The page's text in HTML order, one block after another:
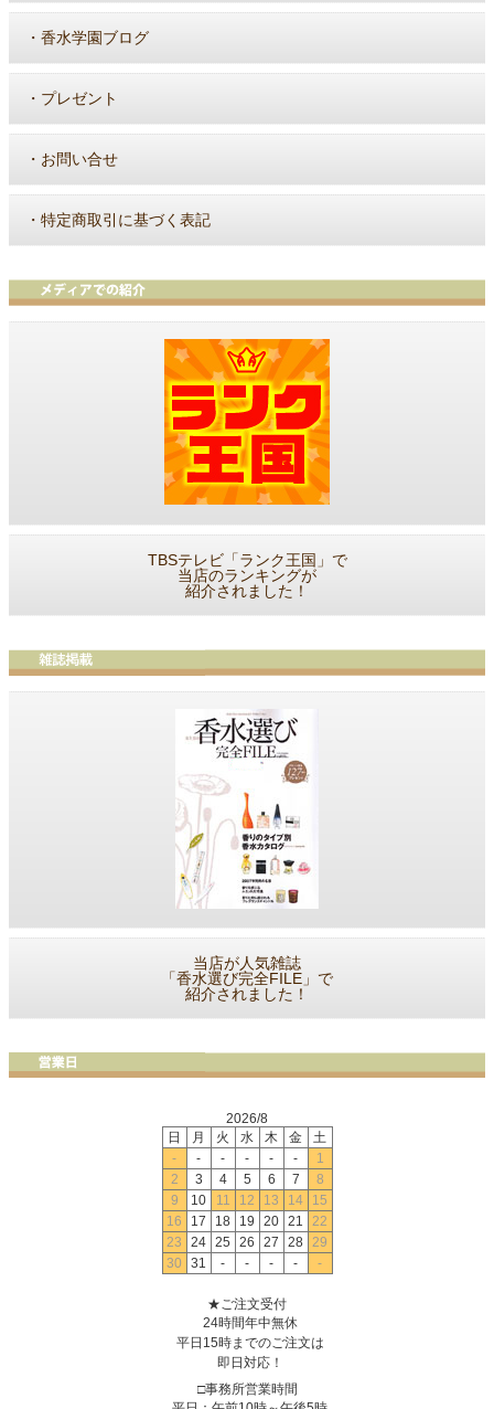
・ 香水学園ブログ
・ プレゼント
・ お問い合せ
・ 特定商取引に基づく表記
TBSテレビ「ランク王国」で
当店のランキングが
紹介されました！
当店が人気雑誌
「香水選び完全FILE」で
紹介されました！
2026/8
日
月 火 水 木 金
土
-
- - - - -
1
2
3 4 5 6 7
8
9
10 11 12 13 14
15
16
17 18 19 20 21
22
23
24 25 26 27 28 29
30
31 - - - - -
★ご注文受付
24時間年中無休
平日15時までのご注文は
即日対応！
□事務所営業時間